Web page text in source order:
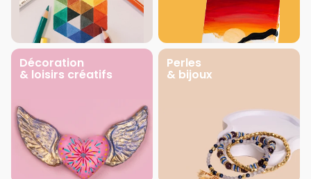
Décoration
& loisirs créatifs
Perles
& bijoux